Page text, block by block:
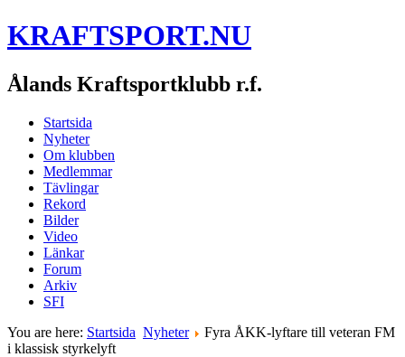
KRAFTSPORT.NU
Ålands Kraftsportklubb r.f.
Startsida
Nyheter
Om klubben
Medlemmar
Tävlingar
Rekord
Bilder
Video
Länkar
Forum
Arkiv
SFI
You are here: Startsida Nyheter
Fyra ÅKK-lyftare till veteran FM
i klassisk styrkelyft